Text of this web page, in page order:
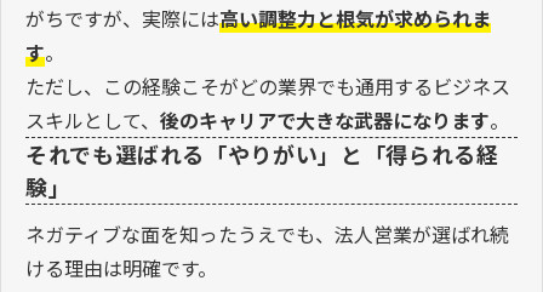
がちですが、実際には高い調整力と根気が求められま
す。
ただし、この経験こそがどの業界でも通用するビジネス
スキルとして、 後のキャリアで大きな武器になります。
それでも選ばれる「やりがい」と「得られる経
験」
ネガティブな面を知ったうえでも、法人営業が選ばれ続
ける理由は明確です。